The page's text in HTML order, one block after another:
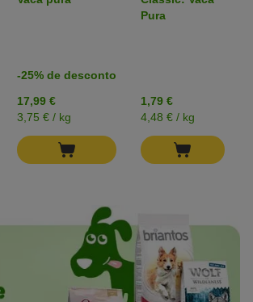
-25% de desconto
17,99 €
3,75 € / kg
degustação
Pura
1,79 €
4,48 € / kg